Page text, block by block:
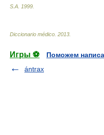
S.A 1999
Diccionario médico 2013
Игры ⚽
Поможем
ántrax